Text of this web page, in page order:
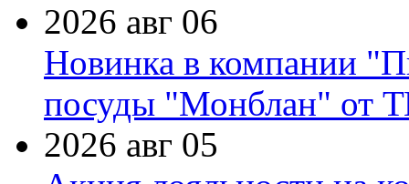
2026 авг 06
Новинка в компании
посуды "Монблан" от
2026 авг 05